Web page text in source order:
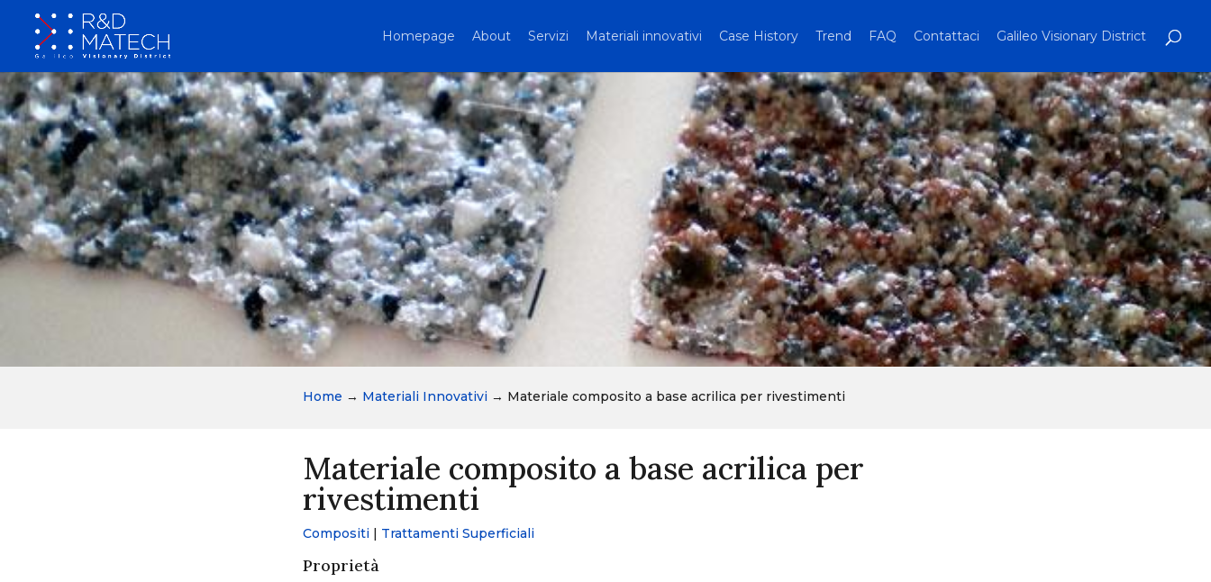
Homepage About Servizi Materiali innovativi Case History Trend FAQ Contattaci Galileo Visionary District
Home → Materiali Innovativi → Materiale composito a base acrilica per rivestimenti
Materiale composito a base acrilica per
rivestimenti
Compositi | Trattamenti Superficiali
Proprietà